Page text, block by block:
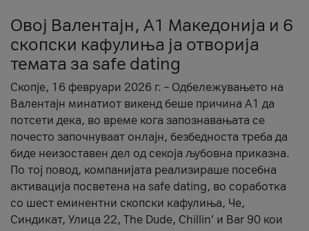
Овој Валентајн, A1 Македонија и 6
скопски кафулиња ја отворија
темата за safe dating
Скопје, 16 февруари 2026 г. – Одбележувањето на
Валентајн минатиот викенд беше причина А1 да
потсети дека, во време кога запознавањата се
почесто започнуваат онлајн, безбедноста треба да
биде неизоставен дел од секоја љубовна приказна.
По тој повод, компанијата реализираше посебна
активација посветена на safe dating, во соработка
со шест еминентни скопски кафулиња, Че,
Синдикат, Улица 22, The Dude, Chillin’ и Bar 90 кои